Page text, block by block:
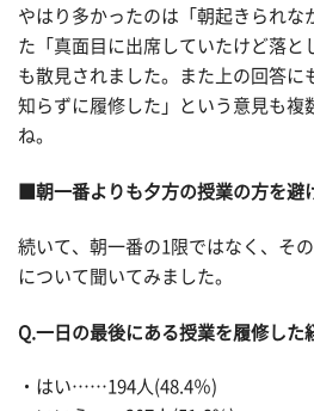
やはり多かったのは「朝起きられな
た「真面目に出席していたけど落と
も散見されました。また上の回答に
知らずに履修した」という意見も複
ね。
■朝一番よりも夕方の授業の方を避
続いて、朝一番の1限ではなく、そ
について聞いてみました。
Q.一日の最後にある授業を履修した
・はい……194人(48.4％)